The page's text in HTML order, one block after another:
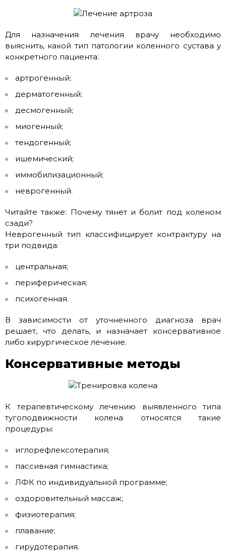
Для назначения лечения врачу необходимо
выяснить, какой тип патологии коленного сустава у
конкретного пациента:
артрогенный;
дерматогенный;
десмогенный;
миогенный;
тендогенный;
ишемический;
иммобилизационный;
неврогенный.
Читайте также: Почему тянет и болит под коленом
сзади?
Неврогенный тип классифицирует контрактуру на
три подвида:
центральная;
периферическая;
психогенная.
В зависимости от уточненного диагноза врач
решает, что делать, и назначает консервативное
либо хирургическое лечение.
Консервативные методы
К терапевтическому лечению выявленного типа
тугоподвижности колена относятся такие
процедуры:
иглорефлексотерапия;
пассивная гимнастика;
ЛФК по индивидуальной программе;
оздоровительный массаж;
физиотерапия;
плавание;
гирудотерапия.